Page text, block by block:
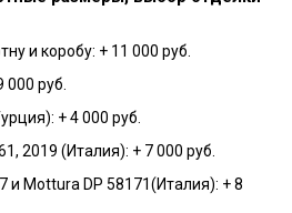
и коробу: + 11 000 руб.
руб.
+ 4 000 руб.
2019 (Италия): + 7 000 руб.
и Mottura DP 58171(Италия): + 8